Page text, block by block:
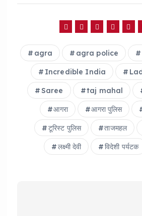
c
b
o
o
k
a
ts
p
p
a
re
agra agra police
Incredible India
Saree taj mahal
आगरा आगरा पुलिस
टूरिस्ट पुलिस ताजमहल
लक्ष्मी देवी विदेशी पर्यटक